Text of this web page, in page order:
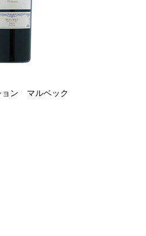
ョン マルベック